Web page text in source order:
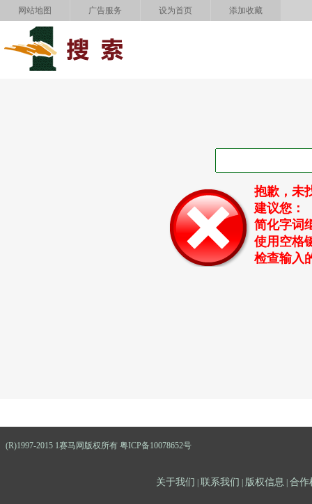
网站地图 广告服务 设为首页 添加收藏
抱歉，未
建议您：
简化字词
使用空格
检查输入
(R)1997-2015 1赛马网版权所有 粤ICP备10078652号
关于我们 联系我们 版权信息 合作